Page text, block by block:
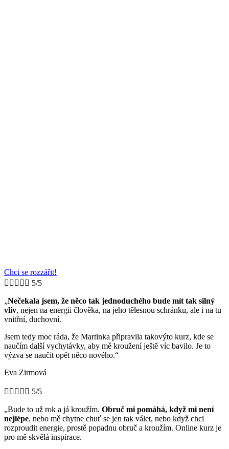
Chci se rozzářit!
     5/5
„Nečekala jsem, že něco tak jednoduchého bude mít tak silný
vliv, nejen na energii člověka, na jeho tělesnou schránku, ale i na tu
vnitřní, duchovní.
Jsem tedy moc ráda, že Martinka připravila takovýto kurz, kde se
naučím další vychytávky, aby mě kroužení ještě víc bavilo. Je to
výzva se naučit opět něco nového.“
Eva Zirmová
     5/5
„Bude to už rok a já kroužím. Obruč mi pomáhá, když mi není
nejlépe, nebo mě chytne chuť se jen tak válet, nebo když chci
rozproudit energie, prostě popadnu obruč a kroužím. Online kurz je
pro mě skvělá inspirace.